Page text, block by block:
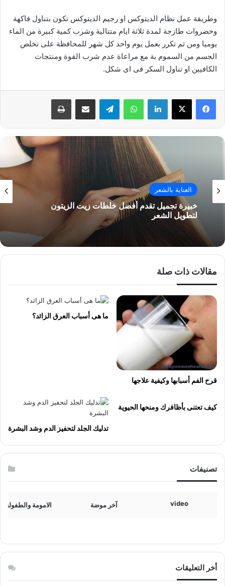
وطريقة عمل نظام الديتوكس او رجيم الديتوكس تكون بتناول فاكهة
وخضروات طازجة لمدة ثلاثة ايام متتالية وشرب كمية كبيرة من الماء
يوميا ومن ثم تكرر بعمل يوم واحد كل شهر للمحافظة على تخلص
الجسم من السموم بة مع مراعاة عدم شرب القوة ومنتجات
الكافيين او تناول السكر فى اى شكل.
فيسبوك لينكدإن واتساب
العناية بالشعر
خبيرة تجميل تقدم أفضل خلطات زيت الزيتون
لتطويل الشعر
مقالات ذات صلة
قرح الفم أسبابها وكيفية علاجها
ما هى أسباب العرق الزائد؟
كيف تعتنى بأظافرك ومنحها الحيوية
تدليك الجلد لتحفيز الدم وشد البشرة
تصنيفات
video آخر موضة الامومة والطفولة
أخر التعليقات